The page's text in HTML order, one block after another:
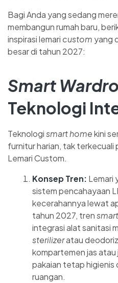
Bagi Anda yang sedang
membangun rumah baru,
inspirasi lemari custom yang
besar di tahun 2027:
Smart
Teknologi
Teknologismart homekini
furnitur harian, tak terkecuali
Lemari Custom.
Konsep Tren: Lemari
sistem pencahayaan
kecerahannya lewat
tahun 2027, tren
integrasi alat sanitasi
sterilizeratau
kompartemen jas
pakaian tetap higienis
ruangan.